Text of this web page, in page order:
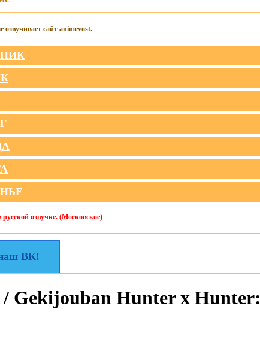
сайт animevost.
озвучке. (Московское)
ВК!
Gekijouban Hunter x Hunter: